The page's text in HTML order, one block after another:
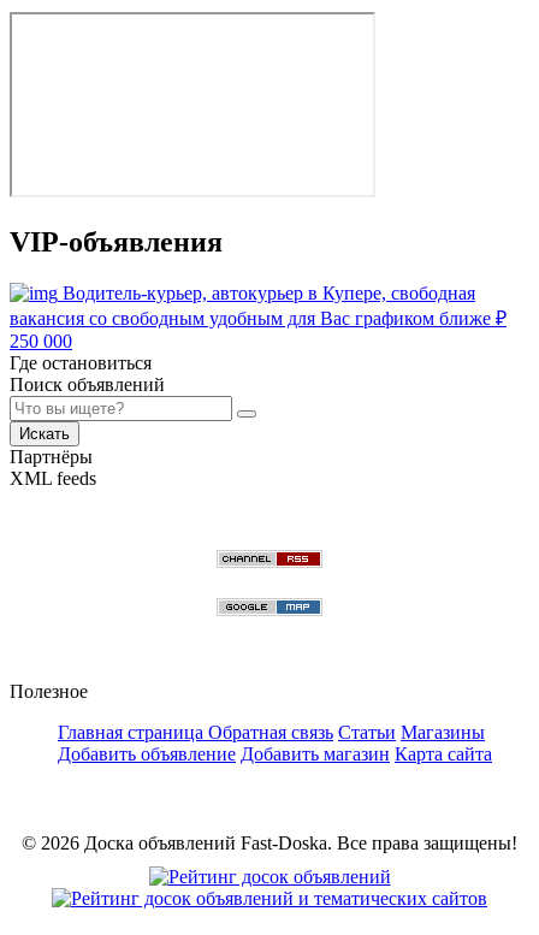
VIP-объявления
Водитель-курьер, автокурьер в Купере, свободная
вакансия со свободным удобным для Вас графиком ближе ₽
250 000
Где остановиться
Поиск объявлений
Искать
Партнёры
XML feeds
Полезное
Главная страница Обратная связь Статьи Магазины
Добавить объявление Добавить магазин Карта сайта
© 2026 Доска объявлений Fast-Doska. Все права защищены!